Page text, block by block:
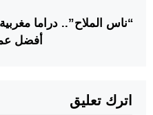
“ناس الملاح”.. دراما
أفضل
اترك تعليق